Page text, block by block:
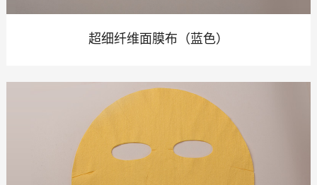
超细纤维面膜布（蓝色）